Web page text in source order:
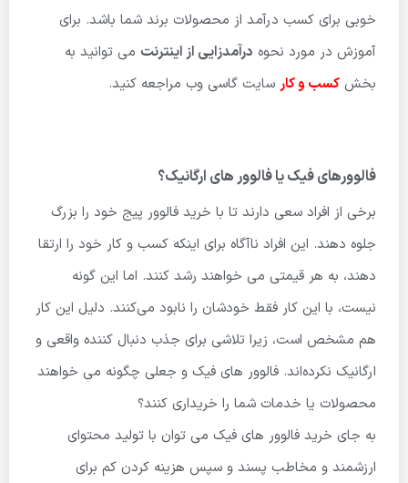
خوبی برای کسب درآمد از محصولات برند شما باشد. برای
آموزش در مورد نحوه درآمدزایی از اینترنت می توانید به
بخش کسب و کار سایت گاسی وب مراجعه کنید.
فالوورهای فیک یا فالوور های ارگانیک؟
برخی از افراد سعی دارند تا با خرید فالوور پیج خود را بزرگ
جلوه دهند. این افراد ناآگاه برای اینکه کسب و کار خود را ارتقا
دهند، به هر قیمتی می خواهند رشد کنند. اما این گونه
نیست، با این کار فقط خودشان را نابود می‌کنند. دلیل این کار
هم مشخص است، زیرا تلاشی برای جذب دنبال کننده واقعی و
ارگانیک نکرده‌اند. فالوور های فیک و جعلی چگونه می خواهند
محصولات یا خدمات شما را خریداری کنند؟
به جای خرید فالوور های فیک می توان با تولید محتوای
ارزشمند و مخاطب پسند و سپس هزینه کردن کم برای